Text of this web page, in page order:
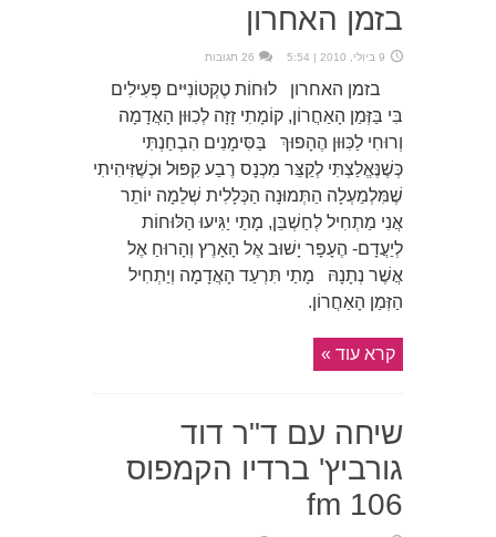
בזמן האחרון
9 ביולי, 2010 | 5:54 26 תגובות
בזמן האחרון לוּחוֹת טֶקְטוֹנִיּים פְּעִילִים
בִּי בַּזְּמַן הָאַחֲרוֹן, קוֹמָתִי זָזָה לְכִוּוּן הָאֲדָמָה
וְרוּחִי לַכִּוּוּן הֶהָפוּךְ בַּסִּימָנִים הִבְחַנְתִּי
כְּשֶׁנֶּאֱלַצְתִּי לְקַצֵּר מִכְנָס רֶבַע קִפּוּל וּכְשֶׁזִּיהִיתִי
שֶׁמִּלְמַעְלָה הַתְּמוּנָה הַכְּלָלִית שְׁלֵמָה יוֹתֵר
אֲנִי מַתְחִיל לְחַשְׁבֵּן, מָתַי יַגִּיעוּ הַלּוּחוֹת
לְיַעֲדָם- הֶעָפָר יָשׁוּב אֶל הָאָרֶץ וְהָרוּחַ אֶל
אֲשֶׁר נְתָנָהּ מָתַי תִּרְעַד הָאֲדָמָה וְיַתְחִיל
הַזְּמַן הָאַחֲרוֹן.
קרא עוד »
שיחה עם ד"ר דוד
גורביץ' ברדיו הקמפוס
106 fm